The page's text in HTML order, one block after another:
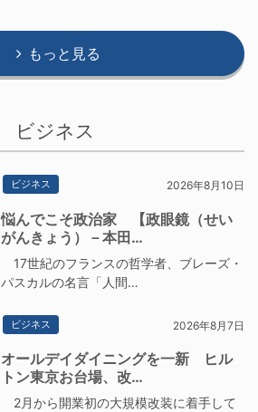
もっと見る
ビジネス
ビジネス 2026年8月10日
悩んでこそ政治家 【政眼鏡（せい
がんきょう）－本田…
17世紀のフランスの哲学者、ブレーズ・
パスカルの名言「人間…
ビジネス 2026年8月7日
オールデイダイニングを一新 ヒル
トン東京お台場、改…
2月から開業初の大規模改装に着手して